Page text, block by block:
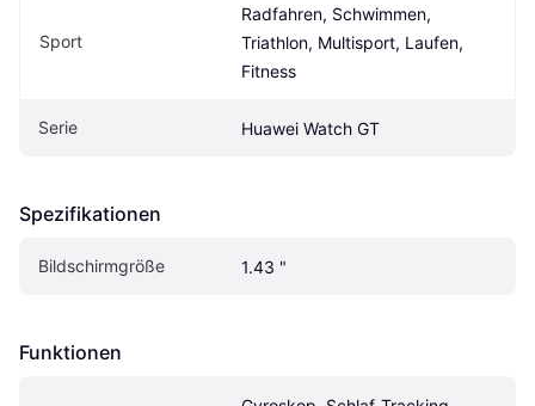
Sport
Radfahren, Schwimmen,
Triathlon, Multisport, Laufen,
Fitness
Serie Huawei Watch GT
Spezifikationen
Bildschirmgröße 1.43 "
Funktionen